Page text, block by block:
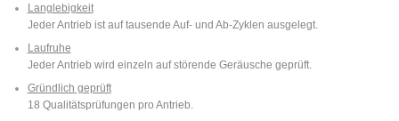
Langlebigkeit
Jeder Antrieb ist auf tausende Auf- und Ab-Zyklen ausgelegt.
Laufruhe
Jeder Antrieb wird einzeln auf störende Geräusche geprüft.
Gründlich geprüft
18 Qualitätsprüfungen pro Antrieb.